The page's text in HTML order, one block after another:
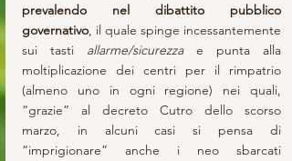
prevalendo nel dibattito pubblico
governativo, il quale spinge incessantemente
sui tasti allarme/sicurezza e punta alla
moltiplicazione dei centri per il rimpatrio
(almeno uno in ogni regione) nei quali,
“grazie” al decreto Cutro dello scorso
marzo, in alcuni casi si pensa di
“imprigionare” anche i neo sbarcati